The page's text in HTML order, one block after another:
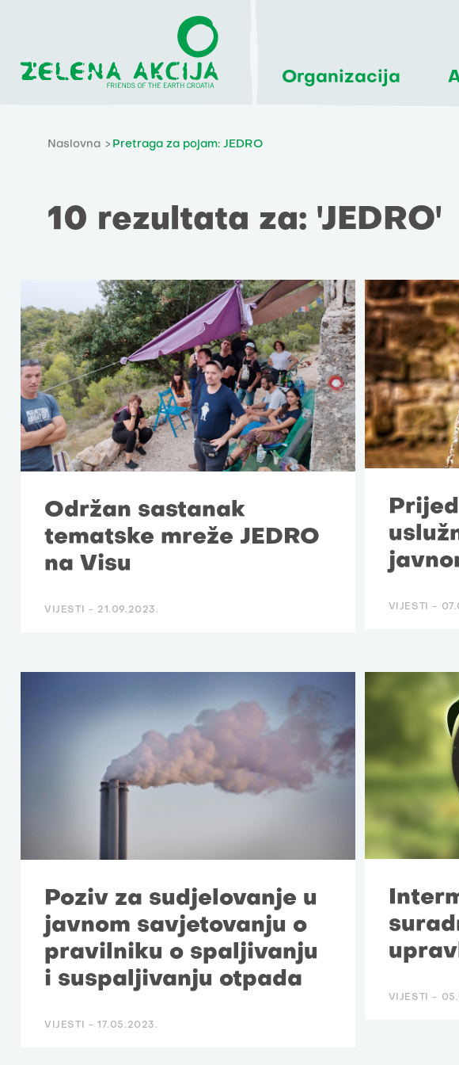
Organizacija
Naslovna Pretraga za pojam: JEDRO
10 rezultata za: 'JEDRO'
Održan sastanak
tematske mreže JEDRO
na Visu
VIJESTI - 21.09.2023. VIJESTI -
Poziv za sudjelovanje u
javnom savjetovanju o
pravilniku o spaljivanju
i suspaljivanju otpada
VIJESTI - 17.05.2023.
VIJESTI -